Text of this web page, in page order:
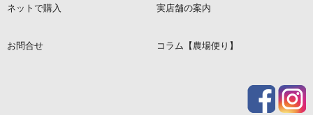
ネットで購入 実店舗の案内
お問合せ コラム【農場便り】